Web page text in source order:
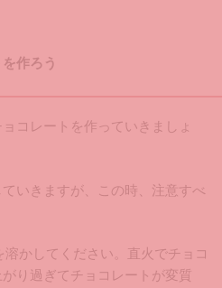
作ろう
コレートを作っていきましょ
いきますが、この時、注意すべ
かしてください。直火でチョコ
り過ぎてチョコレートが変質